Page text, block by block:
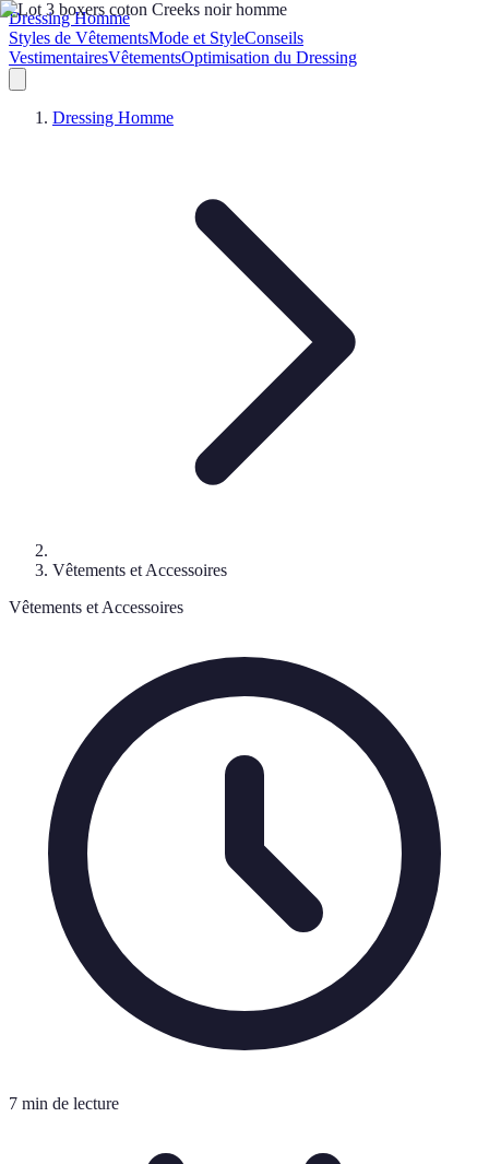
Dressing Homme
Styles de VêtementsMode et StyleConseils
VestimentairesVêtementsOptimisation du Dressing
Dressing Homme
Vêtements et Accessoires
Vêtements et Accessoires
7 min de lecture